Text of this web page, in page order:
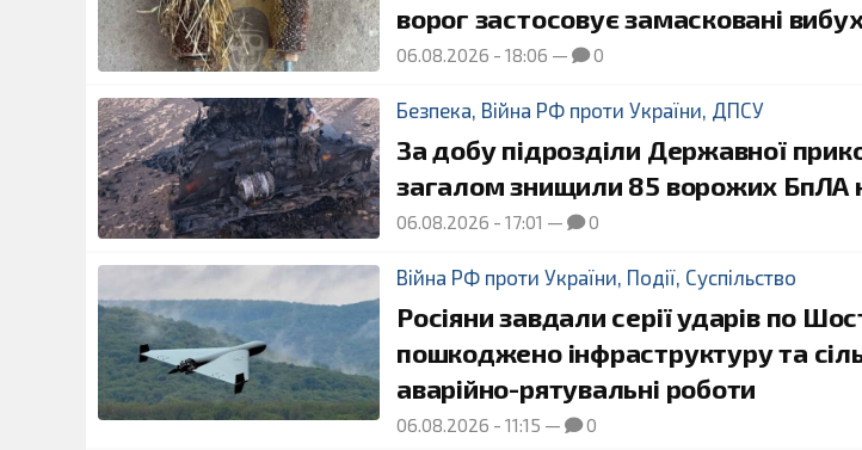
ворог застосовує замасковані
06.08.2026 - 18:06 — 0
Безпека, Війна РФ проти України, ДПСУ
За добу підрозділи Державної
загалом знищили 85 ворожих БпЛА
06.08.2026 - 17:01 — 0
Війна РФ проти України, Події, Суспільство
Росіяни завдали серії ударів по
пошкоджено інфраструктуру та
аварійно-рятувальні роботи
06.08.2026 - 11:15 — 0